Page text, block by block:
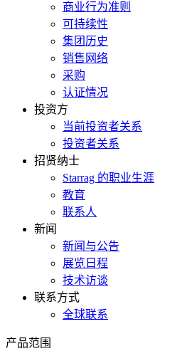
商业行为准则
可持续性
集团历史
销售网络
采购
认证情况
投资方
当前投资者关系
投资者关系
招贤纳士
Starrag 的职业生涯
教育
联系人
新闻
新闻与公告
展览日程
技术访谈
联系方式
全球联系
产品范围